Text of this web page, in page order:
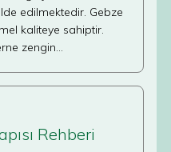
edilmektedir. Gebze
kaliteye sahiptir.
zengin…
Rehberi